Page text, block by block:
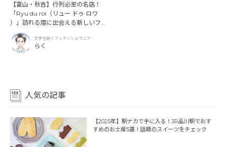
【富山・秋吉】行列必至の名店！
「Ryu du roi（リュー ドゥ ロワ
）」訪れる度に出会える新しいフィ
ナンシェ
文字を紡ぐフィナンシェマニア
らく
人気の記事
【2025年】駅ナカで手に入る！JR品川駅でおす
すめのお土産5選！話題のスイーツをチェック